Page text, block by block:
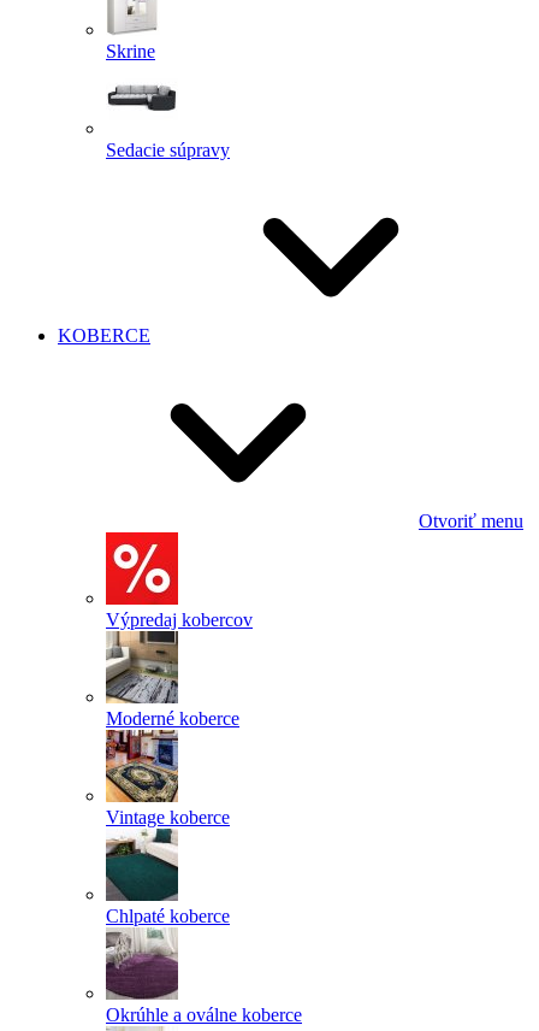
Skrine
Sedacie súpravy
KOBERCE
Otvoriť menu
Výpredaj kobercov
Moderné koberce
Vintage koberce
Chlpaté koberce
Okrúhle a oválne koberce